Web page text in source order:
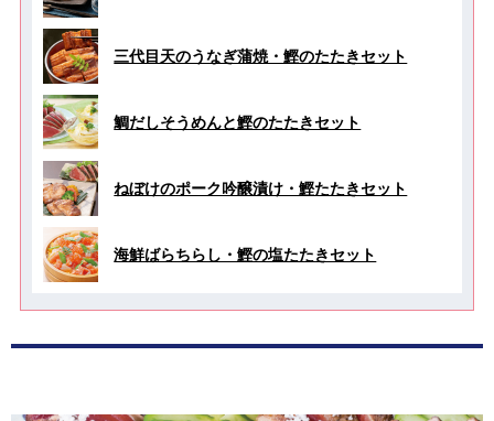
三代目天のうなぎ蒲焼・鰹のたたきセット
鯛だしそうめんと鰹のたたきセット
ねぼけのポーク吟醸漬け・鰹たたきセット
海鮮ばらちらし・鰹の塩たたきセット